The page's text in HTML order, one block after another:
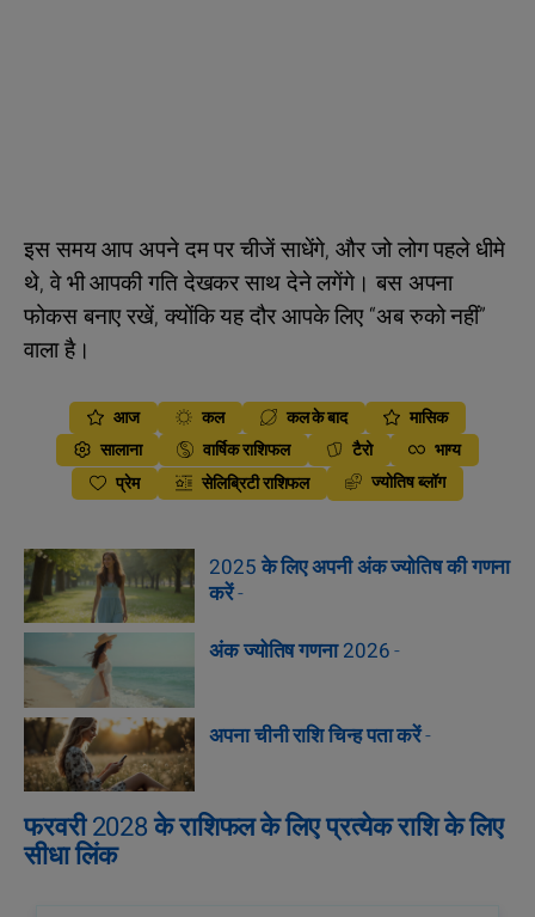
इस समय आप अपने दम पर चीजें साधेंगे, और जो लोग पहले धीमे
थे, वे भी आपकी गति देखकर साथ देने लगेंगे। बस अपना
फोकस बनाए रखें, क्योंकि यह दौर आपके लिए “अब रुको नहीं”
वाला है।
आज कल कल के बाद
मासिक
सालाना
वार्षिक राशिफल टैरो
भाग्य
प्रेम
सेलिब्रिटी राशिफल ज्योतिष ब्लॉग
2025 के लिए अपनी अंक ज्योतिष की गणना
करें-
अंक ज्योतिष गणना 2026-
अपना चीनी राशि चिन्ह पता करें-
फरवरी 2028 के राशिफल के लिए प्रत्येक राशि के लिए
सीधा लिंक